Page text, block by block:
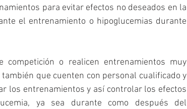
para evitar efectos no deseados en la
el entrenamiento o hipoglucemias durante
o realicen entrenamientos muy
que cuenten con personal cualificado y
los entrenamientos y así controlar los efectos
ya sea durante como después del